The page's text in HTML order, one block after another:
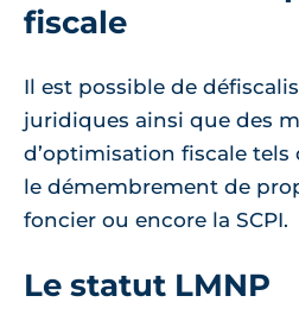
fiscale
Il est possible de
juridiques ainsi que des
d’optimisation fiscale tels
le démembrement de
foncier ou encore la SCPI.
Le statut LMNP